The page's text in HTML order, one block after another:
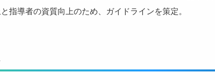
指導者の資質向上のため、ガイドラインを策定。